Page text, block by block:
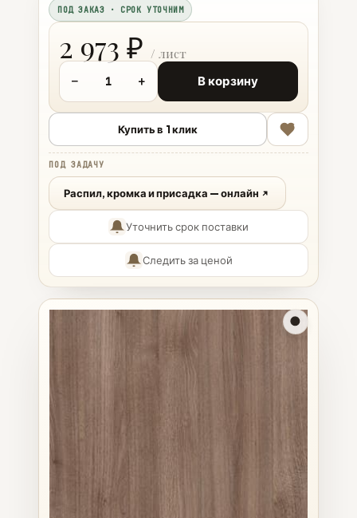
ПОД ЗАКАЗ · СРОК УТОЧНИМ
2 973 ₽
− + В корзину
Купить в 1 клик
ПОД ЗАДАЧУ
Распил, кромка и присадка — онлайн
Уточнить срок поставки
Следить за ценой